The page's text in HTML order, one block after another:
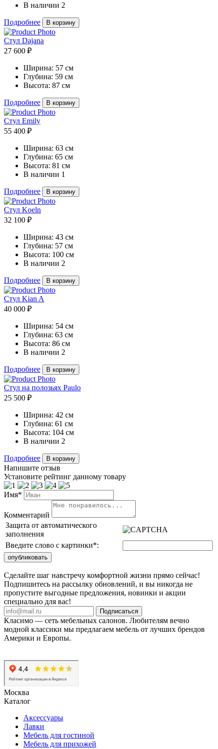
В наличии 2
Подробнее В корзину
Стул Dajana
27 600 ₽
Ширина: 57 см
Глубина: 59 см
Высота: 87 см
Подробнее В корзину
Стул Emily
55 400 ₽
Ширина: 63 см
Глубина: 65 см
Высота: 81 см
В наличии 1
Подробнее В корзину
Стул Koeln
32 100 ₽
Ширина: 43 см
Глубина: 57 см
Высота: 100 см
В наличии 2
Подробнее В корзину
Стул Kian A
40 000 ₽
Ширина: 54 см
Глубина: 63 см
Высота: 86 см
В наличии 2
Подробнее В корзину
Стул на полозьях Paulo
25 500 ₽
Ширина: 42 см
Глубина: 61 см
Высота: 104 см
В наличии 2
Подробнее В корзину
Напишите отзыв
Установите рейтинг данному товару
Имя*
Комментарий
Защита от автоматического
заполнения
Введите слово с картинки*:
Сделайте шаг навстречу комфортной жизни прямо сейчас!
Подпишитесь на рассылку обновлений, и вы никогда не
пропустите выгодные предложения, новинки и акции
специально для вас!
Подписаться
Класимо — cеть мебельных салонов. Любителям вечно
модной классики мы предлагаем мебель от лучших брендов
Америки и Европы.
Москва
Каталог
Аксессуары
Лавки
Мебель для гостиной
Мебель для прихожей